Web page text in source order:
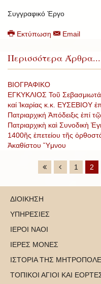
Συγγραφικό Έργο
Εκτύπωση Email
Περισσότερα Άρθρα...
ΒΙΟΓΡΑΦΙΚΟ
ΕΓΚΥΚΛΙΟΣ Τοῦ
καί Ἰκαρίας κ.κ. ΕΥΣΕΒΙΟΥ
Πατριαρχική Ἀπόδειξις ἐπί
Πατριαρχικὴ καὶ Συνοδικὴ
1400ῆς ἐπετείου τῆς
Ἀκαθίστου Ὕμνου
1 2
ΔΙΟΙΚΗΣΗ
ΥΠΗΡΕΣΙΕΣ
ΙΕΡΟΙ ΝΑΟΙ
ΙΕΡΕΣ ΜΟΝΕΣ
ΙΣΤΟΡΙΑ ΤΗΣ
ΤΟΠΙΚΟΙ ΑΓΙΟΙ ΚΑΙ